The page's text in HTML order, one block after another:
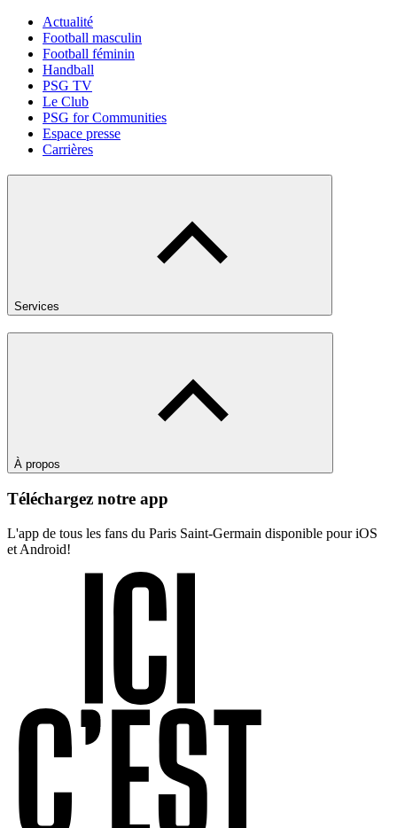
Actualité
Football masculin
Football féminin
Handball
PSG TV
Le Club
PSG for Communities
Espace presse
Carrières
Services
À propos
Téléchargez notre app
L'app de tous les fans du Paris Saint-Germain disponible pour iOS
et Android!